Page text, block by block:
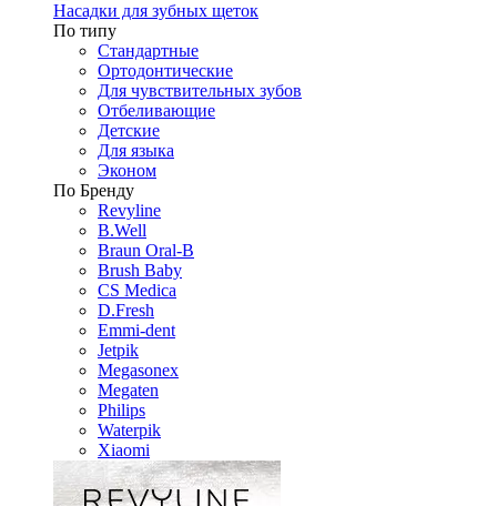
Насадки для зубных щеток
По типу
Стандартные
Ортодонтические
Для чувствительных зубов
Отбеливающие
Детские
Для языка
Эконом
По Бренду
Revyline
B.Well
Braun Oral-B
Brush Baby
CS Medica
D.Fresh
Emmi-dent
Jetpik
Megasonex
Megaten
Philips
Waterpik
Xiaomi